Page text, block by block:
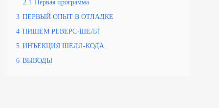
2.1 Первая программа
3 ПЕРВЫЙ ОПЫТ В ОТЛАДКЕ
4 ПИШЕМ РЕВЕРС-ШЕЛЛ
5 ИНЪЕКЦИЯ ШЕЛЛ-КОДА
6 ВЫВОДЫ